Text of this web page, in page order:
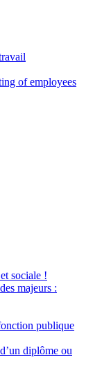
of employees
sociale !
majeurs :
publique
diplôme ou